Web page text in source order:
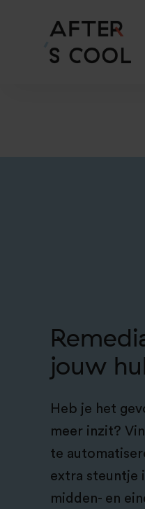
jouw
Heb je het
meer inzit?
te
extra steuntje
midden- en